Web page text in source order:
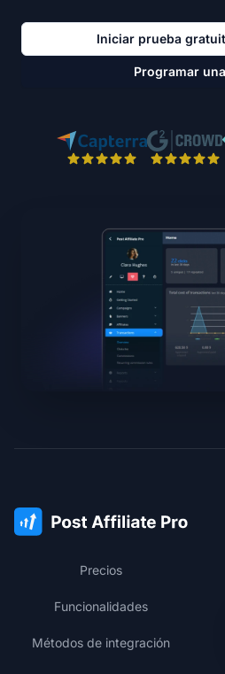
Iniciar prueba
Programar
Precios
Funcionalidades
Métodos de integración